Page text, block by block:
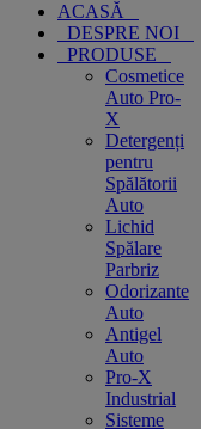
ACASĂ
DESPRE NOI
PRODUSE
Cosmetice
Auto Pro-
X
Detergenți
pentru
Spălătorii
Auto
Lichid
Spălare
Parbriz
Odorizante
Auto
Antigel
Auto
Pro-X
Industrial
Sisteme